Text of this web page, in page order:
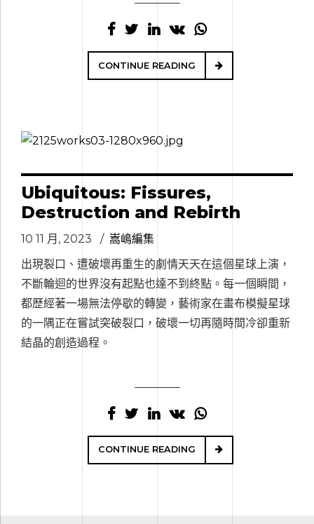
CONTINUE READING
Ubiquitous: Fissures,
Destruction and Rebirth
10 11 月, 2023
嵩嶋編集
出現裂口、遭破壞再重生的劇情天天在這個星球上演，
不斷輪迴的世界沒有起點也達不到終點。每一個瞬間，
都歷經著一場無法停歇的轉變，藝術家在畫布模擬星球
的一隅正在嘗試突破裂口，破壞一切再隨時間冷卻重新
結晶的創造過程。
CONTINUE READING